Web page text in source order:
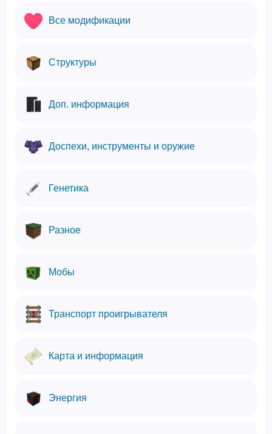
Все модификации
Структуры
Доп. информация
Доспехи, инструменты и оружие
Генетика
Разное
Мобы
Транспорт проигрывателя
Карта и информация
Энергия